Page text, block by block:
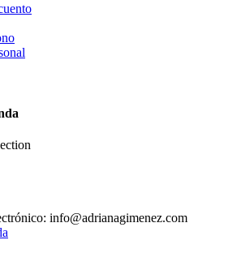
info@adrianagimenez.com